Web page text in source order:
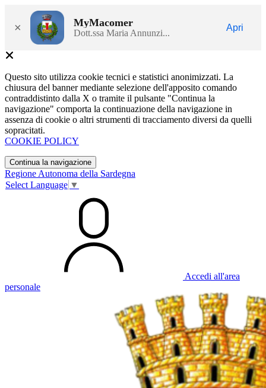
× MyMacomer
Dott.ssa Maria Annunzi...
Apri
Questo sito utilizza cookie tecnici e statistici anonimizzati. La
chiusura del banner mediante selezione dell'apposito comando
contraddistinto dalla X o tramite il pulsante "Continua la
navigazione" comporta la continuazione della navigazione in
assenza di cookie o altri strumenti di tracciamento diversi da quelli
sopracitati.
COOKIE POLICY
Continua la navigazione
Regione Autonoma della Sardegna
Select Language ▼
Accedi all'area
personale